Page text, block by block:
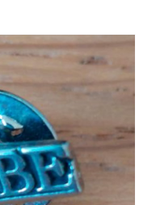
DETALLES